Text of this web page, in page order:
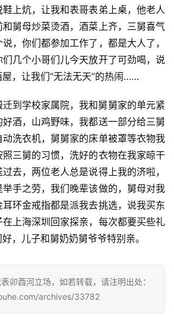
上炕，让我和表哥表弟上桌，他老人
舅母炒菜烫酒，酒菜上齐，三舅喜气
，你们都参加工作了，都是大人了，
几个小哥们儿今天放开了可劲喝，说
，让我们“无法无天”的热闹……
到学校家属院，我和舅舅家的单元紧
酒，山鸡野味，我都送一部分给三舅
洗衣机，舅舅家的床单被罩等衣物我
三舅的习惯，洗好的衣物在我家晾干
去，两位老人总是说得上我的济啦，
手之劳，我们晚辈该做的，舅母对我
环金戒指都是派我去挑选，说我买东
上海深圳回家探亲，每次都要买些礼
，儿子和舅奶奶舅爷爷特别亲。
卯酉河立场，如若转载，请注明出处：
archives/33782